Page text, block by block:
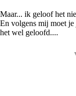
Maar... ik geloof het
En volgens mij moet
het wel geloofd....